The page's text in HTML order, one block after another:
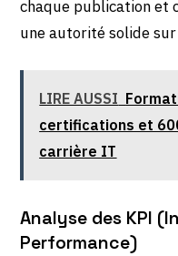
chaque publication et
une autorité solide
LIRE AUSSI
certifications et
carrière IT
Analyse des KPI
Performance)